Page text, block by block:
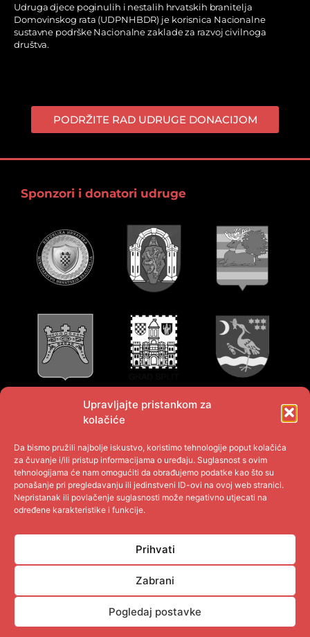
Upravljajte pristankom za
kolačiće
Da bismo pružili najbolje iskustvo, koristimo tehnologije poput kolačića
za čuvanje i/ili pristup informacijama o uređaju. Suglasnost s ovim
tehnologijama će nam omogućiti da obrađujemo podatke kao što su
ponašanje pri pregledavanju ili jedinstveni ID-ovi na ovoj web stranici.
Nepristanak ili povlačenje suglasnosti može negativno utjecati na
određene karakteristike i funkcije.
Prihvati
Zabrani
Pogledaj postavke
Udruga djece poginulih i nestalih hrvatskih branitelja
Domovinskog rata (UDPNHBDR) je korisnica Nacionalne
sustavne podrške Nacionalne zaklade za razvoj civilnoga
društva.
PODRŽITE RAD UDRUGE DONACIJOM
Sponzori i donatori udruge